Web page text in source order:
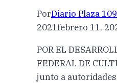
PorDiario Plaza 109
2021febrero 11,
POR EL
FEDERAL DE
junto a